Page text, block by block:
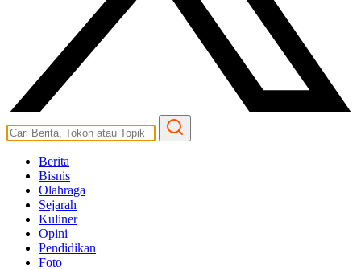
Berita
Bisnis
Olahraga
Sejarah
Kuliner
Opini
Pendidikan
Foto